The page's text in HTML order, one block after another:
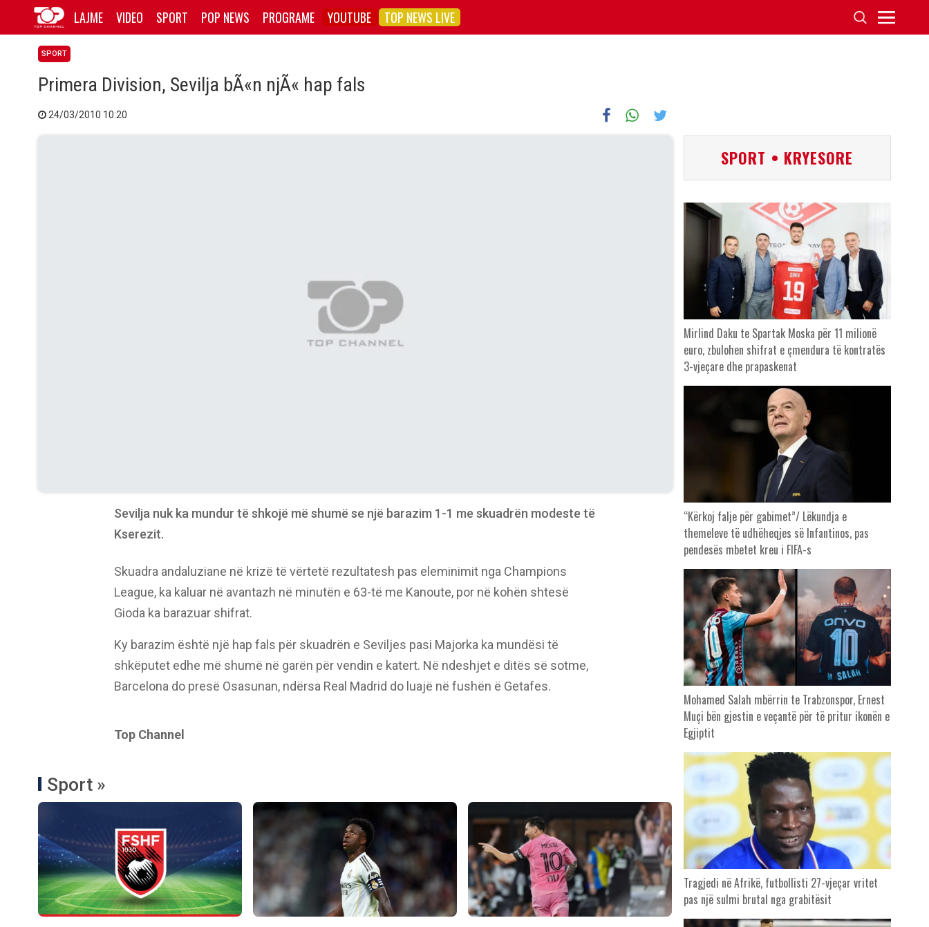
LAJME VIDEO SPORT POP NEWS PROGRAME YOUTUBE TOP NEWS LIVE
SPORT
Primera Division, Sevilja bÃ«n njÃ« hap fals
24/03/2010 10:20
Sevilja nuk ka mundur të shkojë më shumë se një barazim 1-1 me skuadrën modeste të
Kserezit.
Skuadra andaluziane në krizë të vërtetë rezultatesh pas eleminimit nga Champions
League, ka kaluar në avantazh në minutën e 63-të me Kanoute, por në kohën shtesë
Gioda ka barazuar shifrat.
Ky barazim është një hap fals për skuadrën e Seviljes pasi Majorka ka mundësi të
shkëputet edhe më shumë në garën për vendin e katert. Në ndeshjet e ditës së sotme,
Barcelona do presë Osasunan, ndërsa Real Madrid do luajë në fushën ë Getafes.
Top Channel
Sport »
SPORT • KRYESORE
Mirlind Daku te Spartak Moska për 11 milionë
euro, zbulohen shifrat e çmendura të kontratës
3-vjeçare dhe prapaskenat
“Kërkoj falje për gabimet”/ Lëkundja e
themeleve të udhëheqjes së Infantinos, pas
pendesës mbetet kreu i FIFA-s
Mohamed Salah mbërrin te Trabzonspor, Ernest
Muçi bën gjestin e veçantë për të pritur ikonën e
Egjiptit
Tragjedi në Afrikë, futbollisti 27-vjeçar vritet
pas një sulmi brutal nga grabitësit